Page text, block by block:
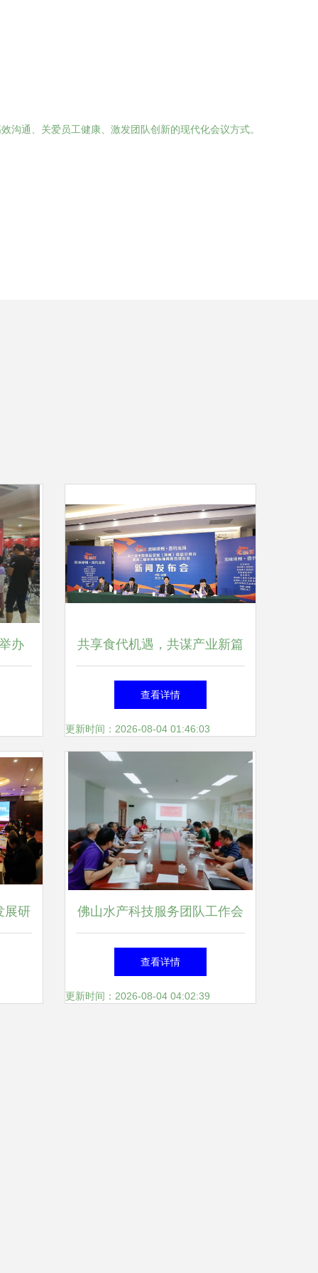
通、关爱员工健康、激发团队创新的现代化会议方式。
办
盛
共享食代机遇，共谋产业新篇
——聚焦漳州第三届食品交易
会暨第二届龙海国际休闲食品
查看详情
更新时间：2026-08-04 01:46:03
展研
办
佛山水产科技服务团队工作会
议在珠江所召开，聚焦服务升
级与产业创新
查看详情
更新时间：2026-08-04 04:02:39